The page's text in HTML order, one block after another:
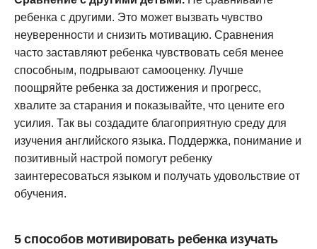
ребенка с другими. Это может вызвать чувство
неуверенности и снизить мотивацию. Сравнения
часто заставляют ребенка чувствовать себя менее
способным, подрывают самооценку. Лучше
поощряйте ребенка за достижения и прогресс,
хвалите за старания и показывайте, что цените его
усилия. Так вы создадите благоприятную среду для
изучения английского языка. Поддержка, понимание и
позитивный настрой помогут ребенку
заинтересоваться языком и получать удовольствие от
обучения.
5 способов мотивировать ребенка изучать